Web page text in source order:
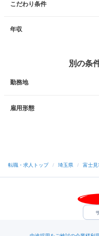
こだわり条件
年収
別の条
勤務地
雇用形態
転職・求人トップ / 埼玉県 / 富士見